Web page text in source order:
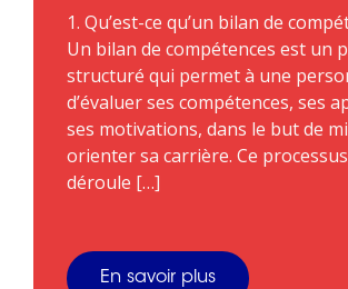
1. Qu’est-ce qu’un bilan de
Un bilan de compétences est un
structuré qui permet à une
d’évaluer ses compétences, ses
ses motivations, dans le but de
orienter sa carrière. Ce
déroule […]
En savoir plus